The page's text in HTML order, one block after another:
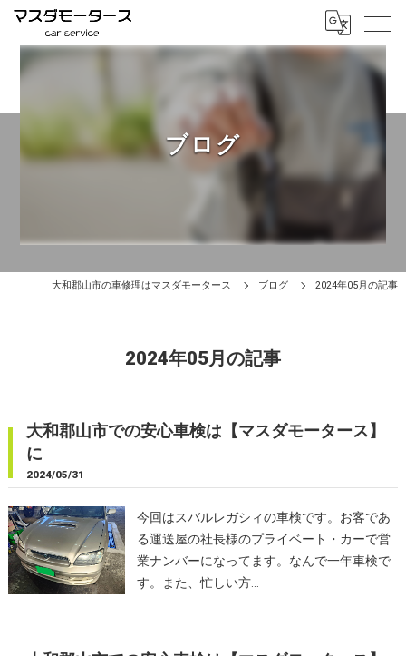
ブログ
大和郡山市の車修理はマスダモータース ブログ 2024年05月の記事
2024年05月の記事
大和郡山市での安心車検は【マスダモータース】
に
2024/05/31
今回はスバルレガシィの車検です。お客であ
る運送屋の社長様のプライベート・カーで営
業ナンバーになってます。なんで一年車検で
す。また、忙しい方…